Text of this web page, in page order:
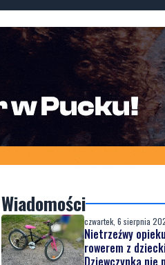
Wiadomości
czwartek, 6 sierpnia
Nietrzeźwy
rowerem z
Dziewczynka nie